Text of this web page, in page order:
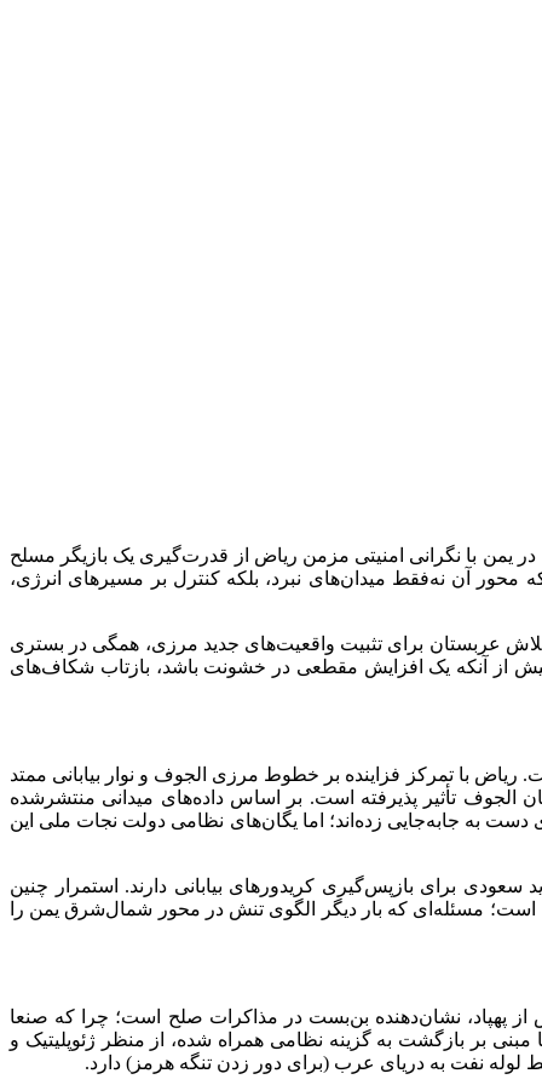
با نگرانی امنیتی مزمن ریاض از قدرت‌گیری یک بازیگر مسلح
آن نه‌فقط میدان‌های نبرد، بلکه کنترل بر مسیرهای انرژی،
تلاش عربستان برای تثبیت واقعیت‌های جدید مرزی، همگی در بستری
بیش از آنکه یک افزایش مقطعی در خشونت باشد، بازتاب شکاف‌های
با تمرکز فزاینده بر خطوط مرزی الجوف و نوار بیابانی ممتد
از تجربه سال ۲۰۲۰ و از دست رفتن عمده بخش‌های استان الجوف تأثیر پذیرفته است. بر اساس داده‌های میدانی منتشرشده
به جابه‌جایی زده‌اند؛ اما یگان‌های نظامی دولت نجات ملی این
برای بازپس‌گیری کریدورهای بیابانی دارند. استمرار چنین
است؛ مسئله‌ای که بار دیگر الگوی تنش در محور شمال‌شرق یمن را
از پهپاد، نشان‌دهنده بن‌بست در مذاکرات صلح است؛ چرا که صنعا
بر بازگشت به گزینه نظامی همراه شده، از منظر ژئوپلیتیک و
لوله نفت به دریای عرب (برای دور زدن تنگه هرمز) دارد.